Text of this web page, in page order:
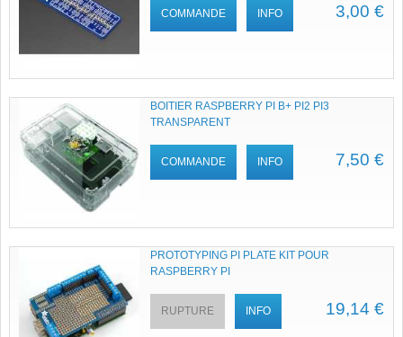
3,00 €
COMMANDE INFO
BOITIER RASPBERRY PI B+ PI2 PI3
TRANSPARENT
7,50 €
COMMANDE INFO
PROTOTYPING PI PLATE KIT POUR
RASPBERRY PI
19,14 €
RUPTURE INFO